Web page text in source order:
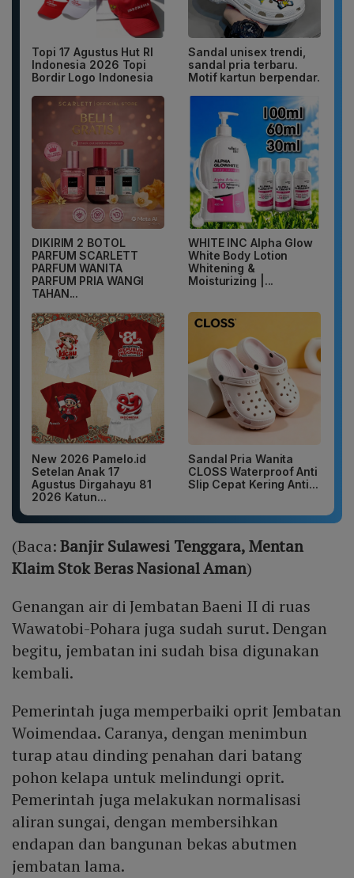
Topi 17 Agustus Hut RI
Indonesia 2026 Topi
Bordir Logo Indonesia
Sandal unisex trendi,
sandal pria terbaru.
Motif kartun berpendar.
DIKIRIM 2 BOTOL
PARFUM SCARLETT
PARFUM WANITA
PARFUM PRIA WANGI
TAHAN...
WHITE INC Alpha Glow
White Body Lotion
Whitening &
Moisturizing |...
New 2026 Pamelo.id
Setelan Anak 17
Agustus Dirgahayu 81
2026 Katun...
Sandal Pria Wanita
CLOSS Waterproof Anti
Slip Cepat Kering Anti...
(Baca:Banjir Sulawesi Tenggara, Mentan
Klaim Stok Beras Nasional Aman)
Genangan air di Jembatan Baeni II di ruas
Wawatobi-Pohara juga sudah surut. Dengan
begitu, jembatan ini sudah bisa digunakan
kembali.
Pemerintah juga memperbaiki oprit Jembatan
Woimendaa. Caranya, dengan menimbun
turap atau dinding penahan dari batang
pohon kelapa untuk melindungi oprit.
Pemerintah juga melakukan normalisasi
aliran sungai, dengan membersihkan
endapan dan bangunan bekas abutmen
jembatan lama.